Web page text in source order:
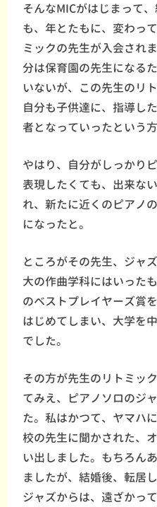
そんなMICがはじまって
も、年とたもに、変わっ
ミックの先生が入会され
分は保育園の先生になる
いないが、この先生のリ
自分も子供達に、指導し
者となっていったという方
やはり、自分がしっかり
表現したくても、出来な
れ、新たに近くのピアノ
になったと。
ところがその先生、ジャ
大の作曲学科にはいった
のベストプレイヤーズ賞
はじめてしまい、大学を
でした。
その方が先生のリトミッ
てみえ、ピアノソロのジ
た。私はかつて、ヤマハ
校の先生に聞かされた、
い出しました。もちろん
ましたが、結婚後、転居
ジャズからは、遠ざかって